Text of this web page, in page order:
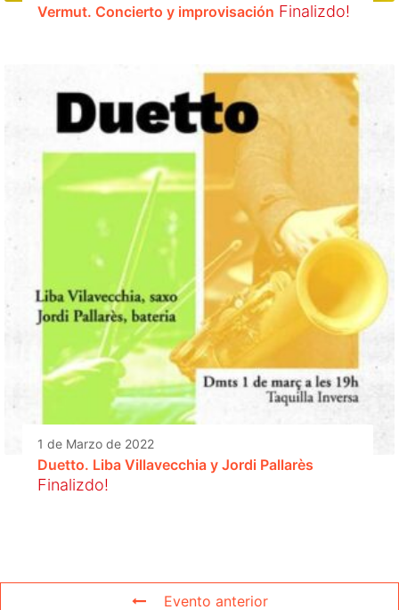
Vermut. Concierto y improvisación Finalizdo!
1 de Marzo de 2022
Duetto. Liba Villavecchia y Jordi Pallarès
Finalizdo!
Evento anterior